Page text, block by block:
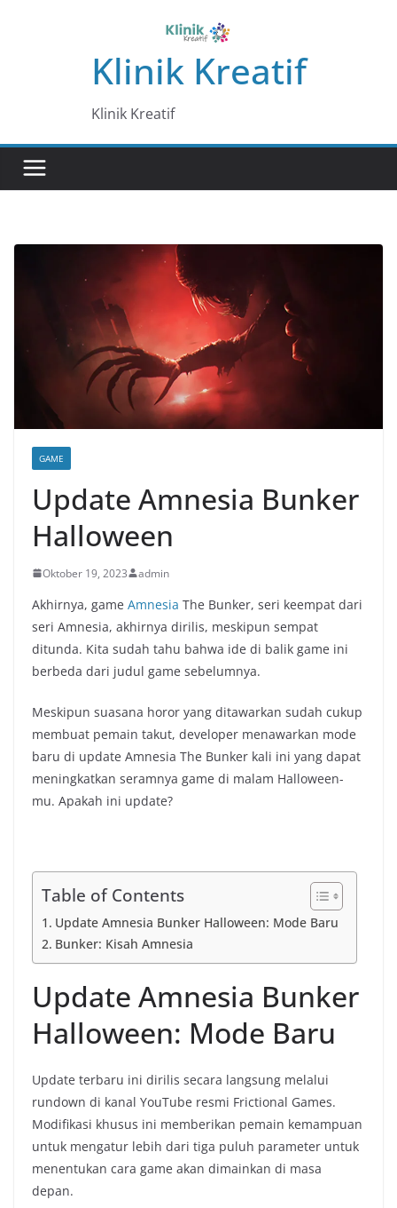
Klinik Kreatif
Klinik Kreatif
GAME
Update Amnesia Bunker
Halloween
Oktober 19, 2023 admin
Akhirnya, game Amnesia The Bunker, seri keempat dari
seri Amnesia, akhirnya dirilis, meskipun sempat
ditunda. Kita sudah tahu bahwa ide di balik game ini
berbeda dari judul game sebelumnya.
Meskipun suasana horor yang ditawarkan sudah cukup
membuat pemain takut, developer menawarkan mode
baru di update Amnesia The Bunker kali ini yang dapat
meningkatkan seramnya game di malam Halloween-
mu. Apakah ini update?
Table of Contents
Update Amnesia Bunker Halloween: Mode Baru
Bunker: Kisah Amnesia
Update Amnesia Bunker
Halloween: Mode Baru
Update terbaru ini dirilis secara langsung melalui
rundown di kanal YouTube resmi Frictional Games.
Modifikasi khusus ini memberikan pemain kemampuan
untuk mengatur lebih dari tiga puluh parameter untuk
menentukan cara game akan dimainkan di masa
depan.